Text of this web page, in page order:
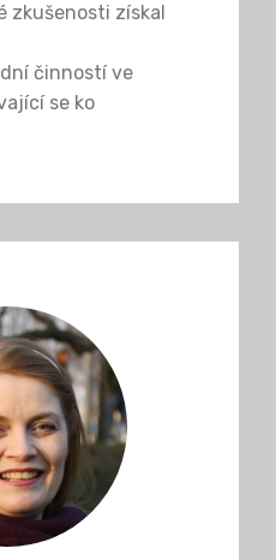
zkušenosti získal
činností ve
se ko